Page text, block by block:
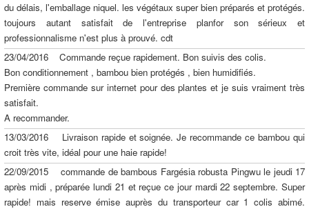
du délais, l'emballage niquel. les végétaux super bien préparés et protégés.
toujours autant satisfait de l'entreprise planfor son sérieux et
professionnalisme n'est plus à prouvé. cdt
23/04/2016 Commande reçue rapidement. Bon suivis des colis.
Bon conditionnement , bambou bien protégés , bien humidifiés.
Première commande sur internet pour des plantes et je suis vraiment très
satisfait.
A recommander.
13/03/2016 Livraison rapide et soignée. Je recommande ce bambou qui
croit très vite, idéal pour une haie rapide!
22/09/2015 commande de bambous Fargésia robusta Pingwu le jeudi 17
après midi , préparée lundi 21 et reçue ce jour mardi 22 septembre. Super
rapide! mais reserve émise auprès du transporteur car 1 colis abimé.